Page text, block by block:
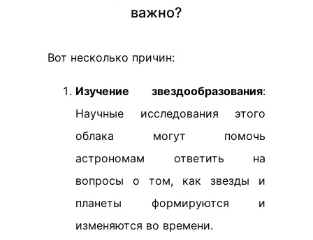
важно?
Вот несколько причин:
Изучение звездообразования:
Научные исследования этого
облака могут помочь
астрономам ответить на
вопросы о том, как звезды и
планеты формируются и
изменяются во времени.